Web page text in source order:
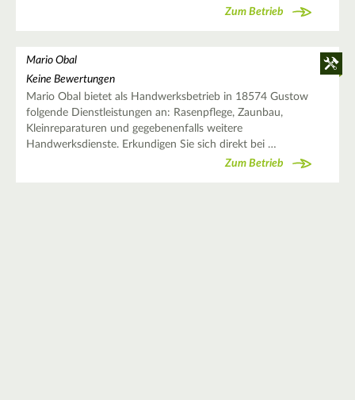
Zum Betrieb
Mario Obal
Keine Bewertungen
Mario Obal bietet als Handwerksbetrieb in 18574 Gustow
folgende Dienstleistungen an: Rasenpflege, Zaunbau,
Kleinreparaturen und gegebenenfalls weitere
Handwerksdienste. Erkundigen Sie sich direkt bei …
Zum Betrieb